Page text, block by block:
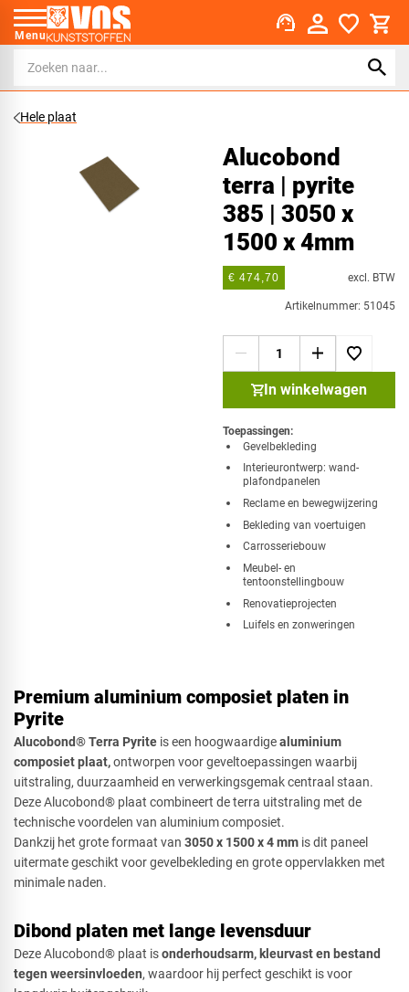
Menu support_agent
Hele plaat
Alucobond
terra | pyrite
385 | 3050 x
1500 x 4mm
€ 474,70 excl. BTW
Artikelnummer: 51045
In winkelwagen
Toepassingen:
​Gevelbekleding
Interieurontwerp: wand-
plafondpanelen
Reclame en bewegwijzering
Bekleding van voertuigen
Carrosseriebouw
Meubel- en
tentoonstellingbouw
Renovatieprojecten
Luifels en zonweringen
Premium aluminium composiet platen in
Pyrite
Alucobond® Terra Pyrite is een hoogwaardigealuminium
composiet plaat,ontworpen voor geveltoepassingen waarbij
uitstraling, duurzaamheid en verwerkingsgemak centraal staan.
Deze Alucobond® plaat combineert de terra uitstraling met de
technische voordelen van aluminium composiet.
Dankzij het grote formaat van 3050 x 1500 x 4 mm is dit paneel
uitermate geschikt voor gevelbekleding en grote oppervlakken met
minimale naden.
Dibond platen met lange levensduur
Deze Alucobond® plaat isonderhoudsarm, kleurvast en bestand
tegen weersinvloeden, waardoor hij perfect geschikt is voor